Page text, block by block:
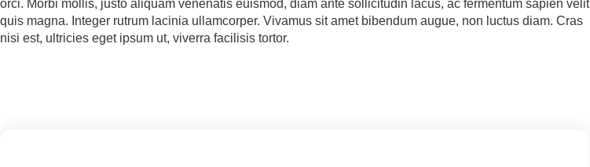
orci. Morbi mollis, justo aliquam venenatis euismod, diam ante sollicitudin lacus, ac fermentum sapien velit
quis magna. Integer rutrum lacinia ullamcorper. Vivamus sit amet bibendum augue, non luctus diam. Cras
nisi est, ultricies eget ipsum ut, viverra facilisis tortor.